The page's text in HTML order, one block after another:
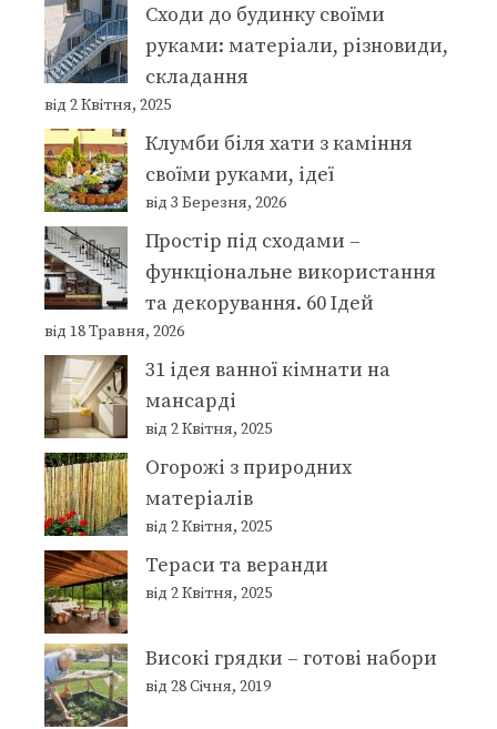
Сходи до будинку своїми
руками: матеріали, різновиди,
складання
від 2 Квітня, 2025
Клумби біля хати з каміння
своїми руками, ідеї
від 3 Березня, 2026
Простір під сходами –
функціональне використання
та декорування. 60 Ідей
від 18 Травня, 2026
31 ідея ванної кімнати на
мансарді
від 2 Квітня, 2025
Огорожі з природних
матеріалів
від 2 Квітня, 2025
Тераси та веранди
від 2 Квітня, 2025
Високі грядки – готові набори
від 28 Січня, 2019